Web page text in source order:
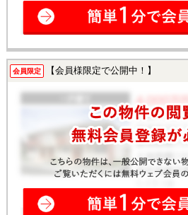
会員限定 【会員様限定で公開中！】